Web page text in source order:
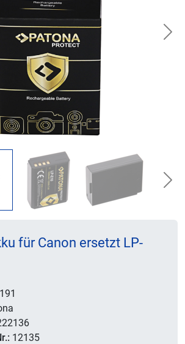
für Canon ersetzt LP-
12135